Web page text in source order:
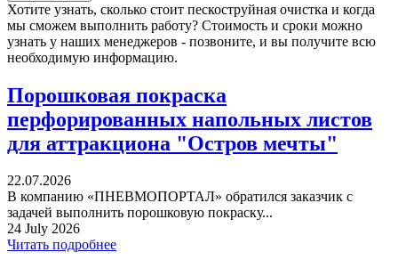
Хотите узнать, сколько стоит пескоструйная очистка и когда
мы сможем выполнить работу? Стоимость и сроки можно
узнать у наших менеджеров - позвоните, и вы получите всю
необходимую информацию.
Порошковая покраска
перфорированных напольных листов
для аттракциона "Остров мечты"
22.07.2026
В компанию «ПНЕВМОПОРТАЛ» обратился заказчик с
задачей выполнить порошковую покраску...
24 July 2026
Читать подробнее